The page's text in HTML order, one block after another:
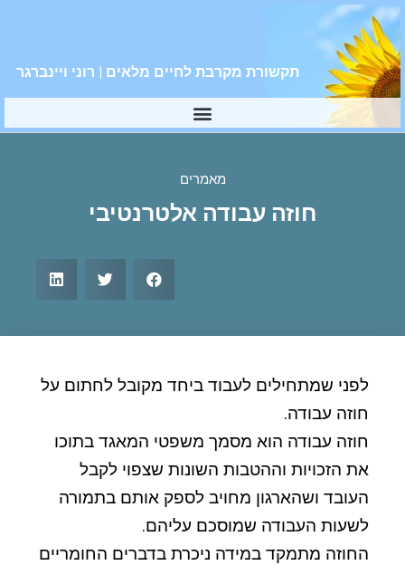
תקשורת מקרבת לחיים מלאים | רוני ויינברגר
מאמרים
חוזה עבודה אלטרנטיבי
לפני שמתחילים לעבוד ביחד מקובל לחתום על
חוזה עבודה.
חוזה עבודה הוא מסמך משפטי המאגד בתוכו
את הזכויות וההטבות השונות שצפוי לקבל
העובד ושהארגון מחויב לספק אותם בתמורה
לשעות העבודה שמוסכם עליהם.
החוזה מתמקד במידה ניכרת בדברים החומריים